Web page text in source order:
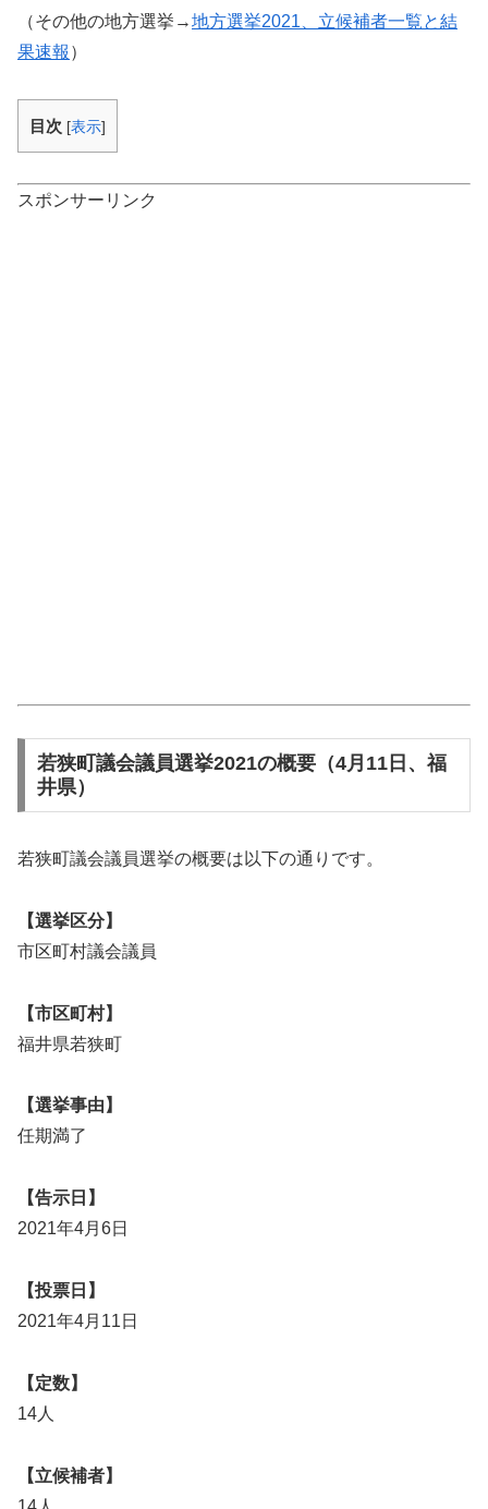
（その他の地方選挙→地方選挙2021、立候補者一覧と結
果速報 ）
目次 [表示]
スポンサーリンク
若狭町議会議員選挙2021の概要（4月11日、福
井県）
若狭町議会議員選挙の概要は以下の通りです。
【選挙区分】
市区町村議会議員
【市区町村】
福井県若狭町
【選挙事由】
任期満了
【告示日】
2021年4月6日
【投票日】
2021年4月11日
【定数】
14人
【立候補者】